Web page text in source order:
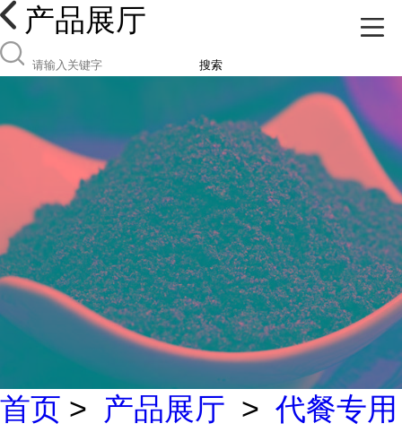
产品展厅
搜索
首页 > 产品展厅 > 代餐专用